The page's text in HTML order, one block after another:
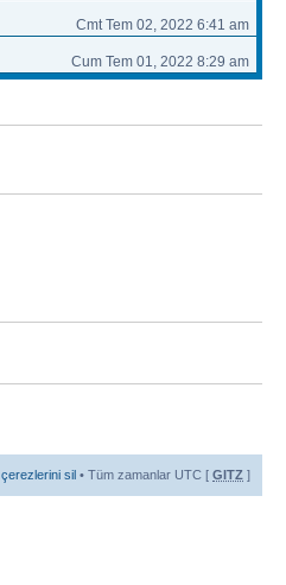
Cmt Tem 02, 2022 6:41 am
Cum Tem 01, 2022 8:29 am
sil • Tüm zamanlar UTC [ GITZ ]